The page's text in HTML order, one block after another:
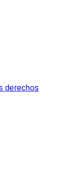
derechos